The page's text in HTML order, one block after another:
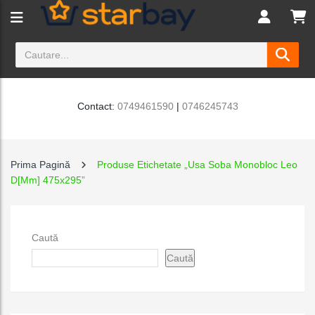
Contact: 0749461590| 0746245743
Prima Pagină
Produse Etichetate „Usa Soba Monobloc Leo
D[Mm] 475x295”
Caută
Caută